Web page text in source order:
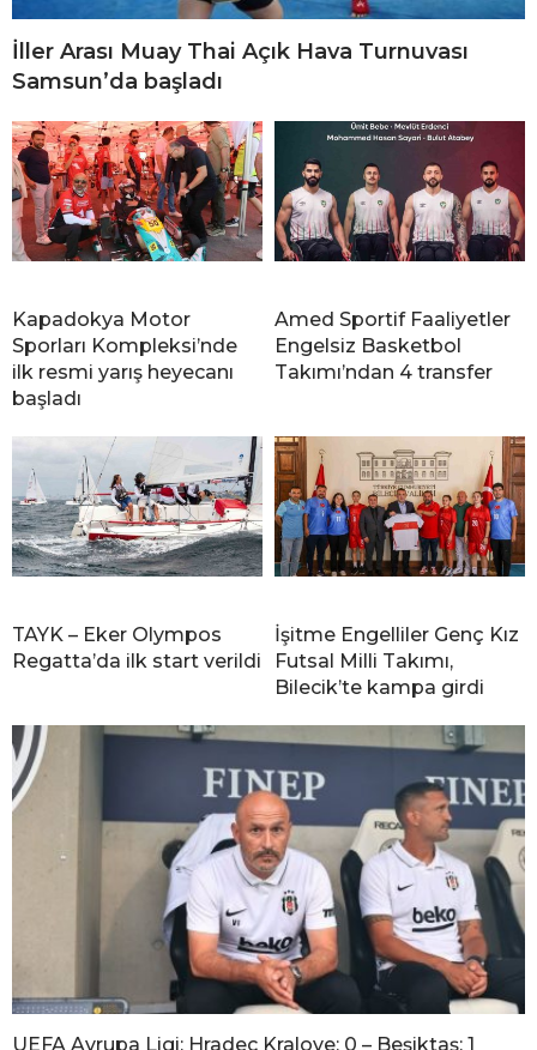
İller Arası Muay Thai Açık Hava Turnuvası
Samsun’da başladı
Kapadokya Motor
Sporları Kompleksi’nde
ilk resmi yarış heyecanı
başladı
Amed Sportif Faaliyetler
Engelsiz Basketbol
Takımı’ndan 4 transfer
TAYK – Eker Olympos
Regatta’da ilk start verildi
İşitme Engelliler Genç Kız
Futsal Milli Takımı,
Bilecik’te kampa girdi
UEFA Avrupa Ligi: Hradec Kralove: 0 – Beşiktaş: 1